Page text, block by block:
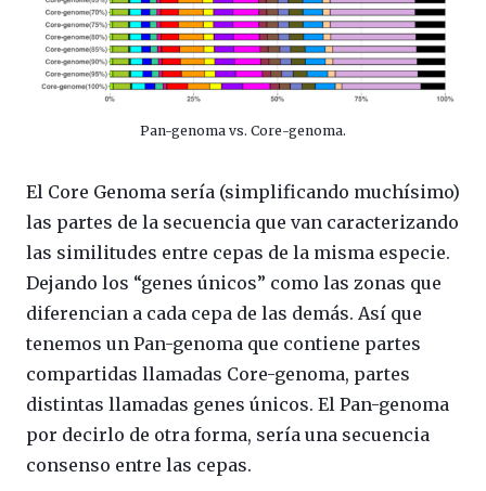
Pan-genoma vs. Core-genoma.
El Core Genoma sería (simplificando muchísimo)
las partes de la secuencia que van caracterizando
las similitudes entre cepas de la misma especie.
Dejando los “genes únicos” como las zonas que
diferencian a cada cepa de las demás. Así que
tenemos un Pan-genoma que contiene partes
compartidas llamadas Core-genoma, partes
distintas llamadas genes únicos. El Pan-genoma
por decirlo de otra forma, sería una secuencia
consenso entre las cepas.